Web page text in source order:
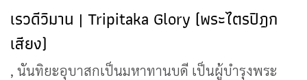
เรวดีวิมาน | Tripitaka Glory (พระไตรปิฎก
เสียง)
, นันทิยะอุบาสกเป็นมหาทานบดี เป็นผู้บำรุงพระ